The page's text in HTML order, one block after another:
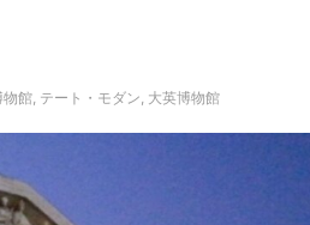
物館, テート・モダン, 大英博物館